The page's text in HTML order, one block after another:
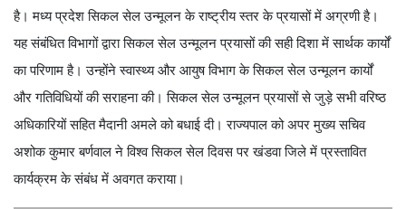
है। मध्य प्रदेश सिकल सेल उन्मूलन के राष्ट्रीय स्तर के प्रयासों में अग्रणी है।
यह संबंधित विभागों द्वारा सिकल सेल उन्मूलन प्रयासों की सही दिशा में सार्थक कार्यों
का परिणाम है। उन्होंने स्वास्थ्य और आयुष विभाग के सिकल सेल उन्मूलन कार्यों
और गतिविधियों की सराहना की। सिकल सेल उन्मूलन प्रयासों से जुड़े सभी वरिष्ठ
अधिकारियों सहित मैदानी अमले को बधाई दी। राज्यपाल को अपर मुख्य सचिव
अशोक कुमार बर्णवाल ने विश्व सिकल सेल दिवस पर खंडवा जिले में प्रस्तावित
कार्यक्रम के संबंध में अवगत कराया।